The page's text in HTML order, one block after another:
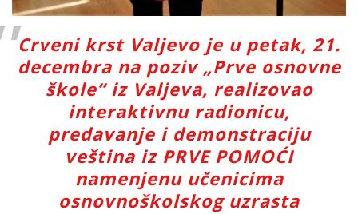
Crveni krst Valjevo je u petak, 21.
decembra na poziv „Prve osnovne
škole“ iz Valjeva, realizovao
interaktivnu radionicu,
predavanje i demonstraciju
veština iz PRVE POMOĆI
namenjenu učenicima
osnovnoškolskog uzrasta